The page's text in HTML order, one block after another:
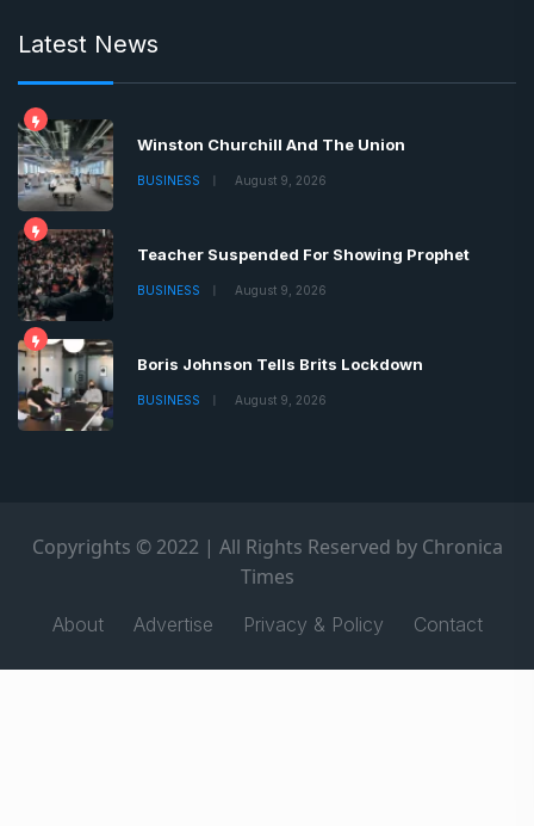
Latest News
Winston Churchill And The Union
BUSINESS August 9, 2026
Teacher Suspended For Showing Prophet
BUSINESS August 9, 2026
Boris Johnson Tells Brits Lockdown
BUSINESS August 9, 2026
Copyrights © 2022 | All Rights Reserved by Chronica
Times
About Advertise Privacy & Policy Contact